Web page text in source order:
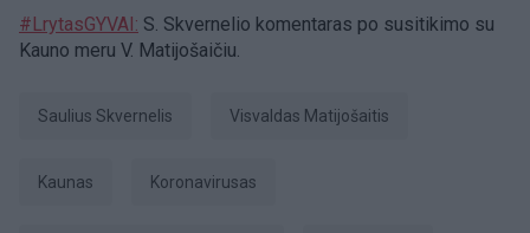
#LrytasGYVAI: S. Skvernelio komentaras po susitikimo su
Kauno meru V. Matijošaičiu.
Saulius Skvernelis Visvaldas Matijošaitis
Kaunas koronavirusas